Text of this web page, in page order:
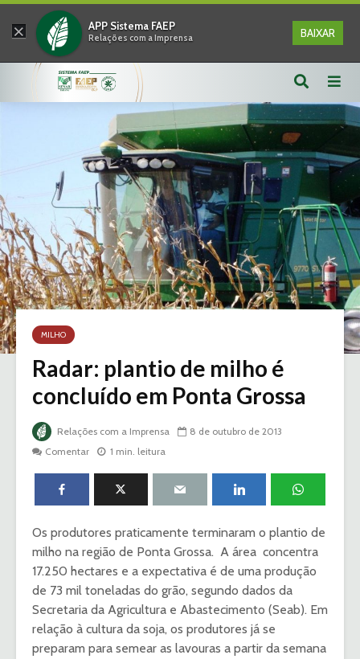
× APP Sistema FAEP
Relações com a Imprensa BAIXAR
MILHO
Radar: plantio de milho é
concluído em Ponta Grossa
Relações com a Imprensa
8 de outubro de 2013
Comentar
1 min. leitura
Os produtores praticamente terminaram o plantio de
milho na região de Ponta Grossa. A área concentra
17.250 hectares e a expectativa é de uma produção
de 73 mil toneladas do grão, segundo dados da
Secretaria da Agricultura e Abastecimento (Seab). Em
relação à cultura da soja, os produtores já se
preparam para semear as lavouras a partir da semana